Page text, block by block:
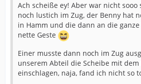
Ach scheiße ey! Aber war nicht
noch lustich im Zug, der Benny hat
in Hamm und die dann an die
nette Geste
Einer musste dann noch im Zug
unserem Abteil die Scheibe mit dem
einschlagen, naja, fand ich nicht so